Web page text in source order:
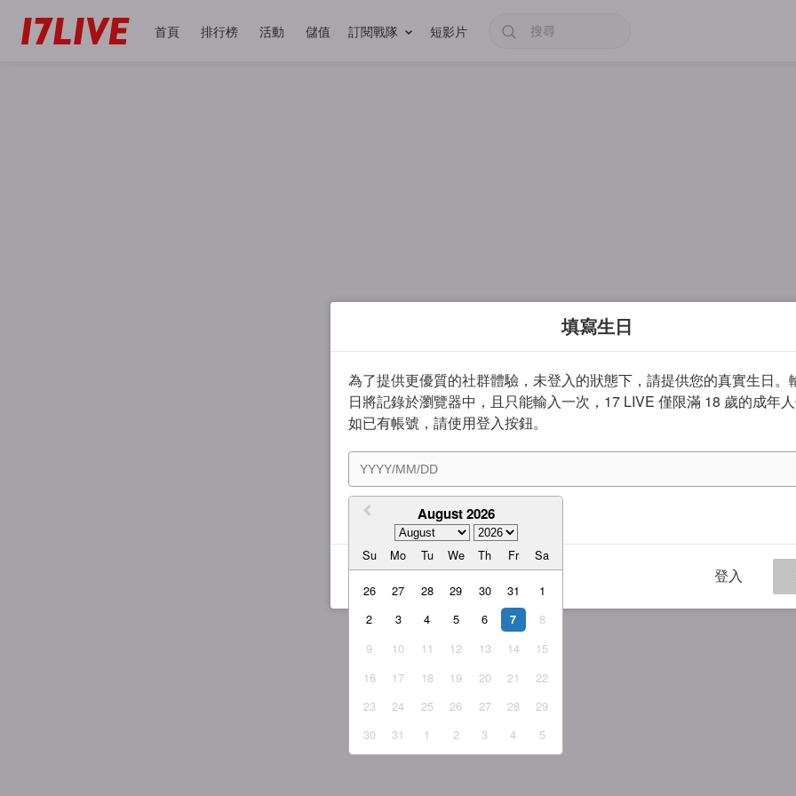
首頁 排行榜 活動 儲值 訂閱戰隊 短影片
填寫生日
為了提供更優質的社群體驗，未登入的狀態下，請提供您的真實生日。
日將記錄於瀏覽器中，且只能輸入一次，17 LIVE 僅限滿 18 歲的成年人
如已有帳號，請使用登入按鈕。
August 2026
Su Mo Tu We Th Fr Sa
26 27 28 29 30 31
1
2
3 4 5 6 7
8
9
10 11 12 13 14
15
16
17 18 19 20 21
22
23
24 25 26 27 28
29
30
31 1 2 3 4 5
我同意 服務條款與隱私權政策
登入